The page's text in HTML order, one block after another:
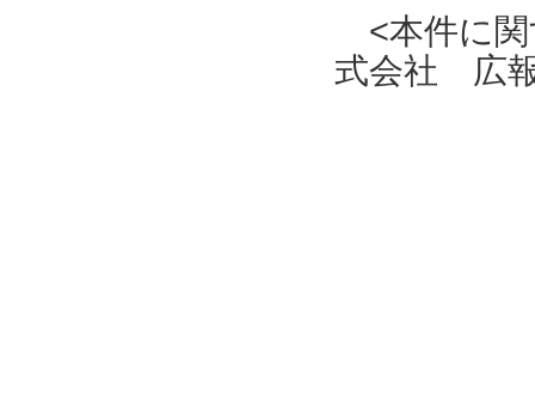
<本件に関
式会社 広報